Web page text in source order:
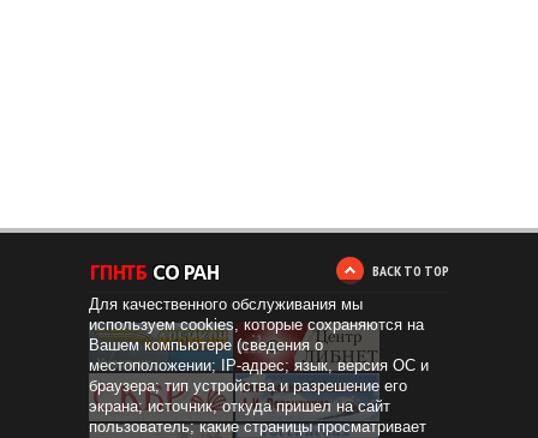
BACK TO TOP
Для качественного обслуживания мы
используем cookies, которые сохраняются на
Вашем компьютере (сведения о
местоположении; IP-адрес; язык, версия ОС и
браузера; тип устройства и разрешение его
экрана; источник, откуда пришел на сайт
пользователь; какие страницы просматривает